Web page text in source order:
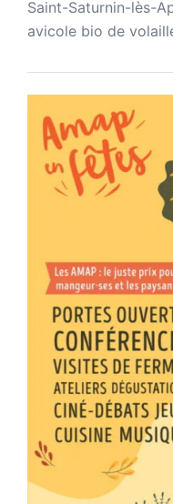
Saint-Saturnin-lès-
avicole bio de